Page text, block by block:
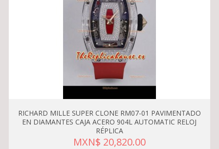
RICHARD MILLE SUPER CLONE RM07-01 PAVIMENTADO
EN DIAMANTES CAJA ACERO 904L AUTOMATIC RELOJ
RÉPLICA
MXN$ 20,820.00